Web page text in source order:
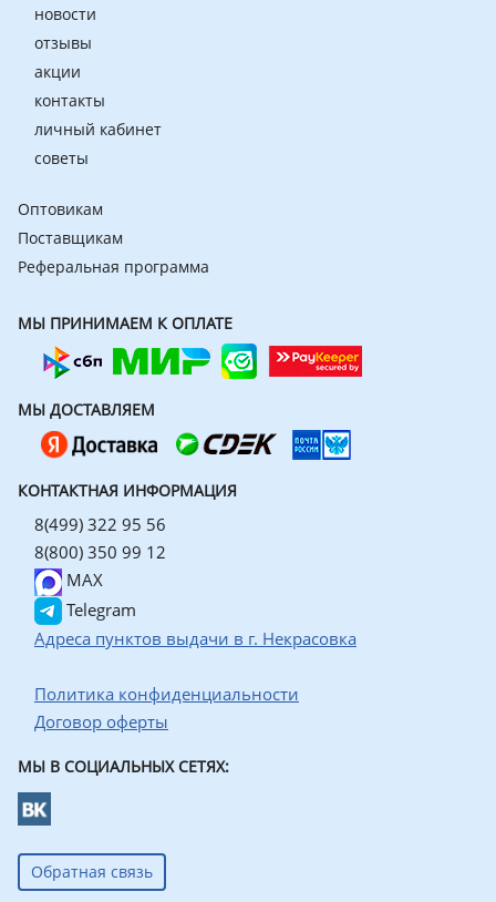
новости
отзывы
акции
контакты
личный кабинет
советы
Оптовикам
Поставщикам
Реферальная программа
МЫ ПРИНИМАЕМ К ОПЛАТЕ
МЫ ДОСТАВЛЯЕМ
КОНТАКТНАЯ ИНФОРМАЦИЯ
8(499) 322 95 56
8(800) 350 99 12
MAX
Telegram
Адреса пунктов выдачи в г. Некрасовка
Политика конфиденциальности
Договор оферты
МЫ В СОЦИАЛЬНЫХ СЕТЯХ:
Обратная связь